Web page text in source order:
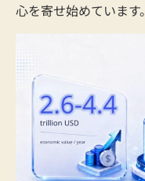
心を寄せ始めています。